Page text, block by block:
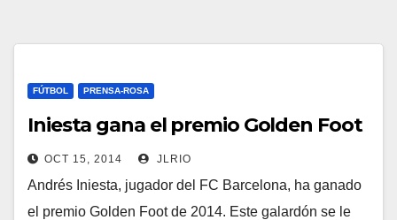
FÚTBOL PRENSA-ROSA
Iniesta gana el premio Golden Foot
OCT 15, 2014 JLRIO
Andrés Iniesta, jugador del FC Barcelona, ha ganado
el premio Golden Foot de 2014. Este galardón se le